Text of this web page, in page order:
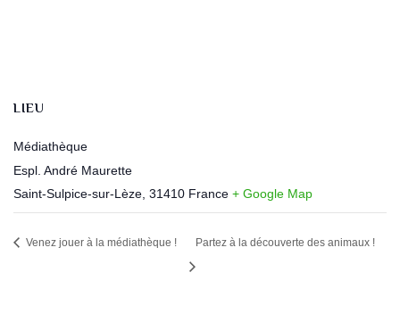
LIEU
Médiathèque
Espl. André Maurette
Saint-Sulpice-sur-Lèze 31410 France + Google Map
Venez jouer à la médiathèque ! Partez à la découverte des animaux !